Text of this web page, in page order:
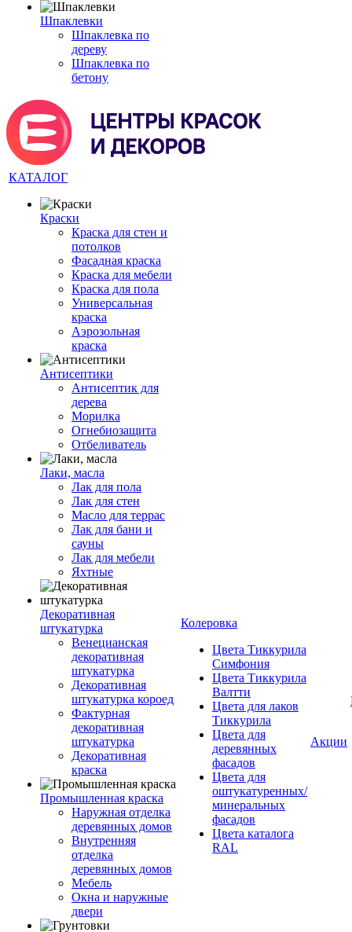
Шпаклевки
Шпаклевка по
дереву
Шпаклевка по
бетону
КАТАЛОГ
Краски
Краска для стен и
потолков
Фасадная краска
Краска для мебели
Краска для пола
Универсальная
краска
Аэрозольная
краска
Антисептики
Антисептик для
дерева
Морилка
Огнебиозащита
Отбеливатель
Лаки, масла
Лак для пола
Лак для стен
Масло для террас
Лак для бани и
сауны
Лак для мебели
Яхтные
Декоративная
штукатурка
Венецианская
декоративная
штукатурка
Декоративная
штукатурка короед
Фактурная
декоративная
штукатурка
Декоративная
краска
Промышленная краска
Наружная отделка
деревянных домов
Внутренняя
отделка
деревянных домов
Мебель
Окна и наружные
двери
Колеровка
Цвета Тиккурила
Симфония
Цвета Тиккурила
Валтти
Цвета для лаков
Тиккурила
Цвета для
деревянных
фасадов
Цвета для
оштукатуренных/
минеральных
фасадов
Цвета каталога
RAL
Акции